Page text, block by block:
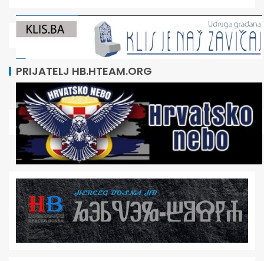
PRIJATELJ HB.HTEAM.ORG